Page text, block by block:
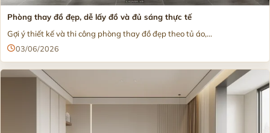
Phòng thay đồ đẹp, dễ lấy đồ và đủ sáng thực tế
Gợi ý thiết kế và thi công phòng thay đồ đẹp theo tủ áo,...
03/06/2026